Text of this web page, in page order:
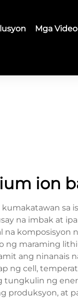
Mga Video
ion
sa
na imbak at
komposisyon
maraming
ang ninanais
ng cell,
ng
at